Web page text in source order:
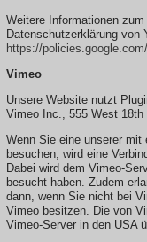
Weitere Informationen
Datenschutzerklärung von
https://
Vimeo
Unsere Website nutzt
Vimeo Inc., 555 West 18th
Wenn Sie eine unserer
besuchen, wird eine
Dabei wird dem Vimeo-
besucht haben. Zudem
dann, wenn Sie nicht bei
Vimeo besitzen. Die von
Vimeo-Server in den USA